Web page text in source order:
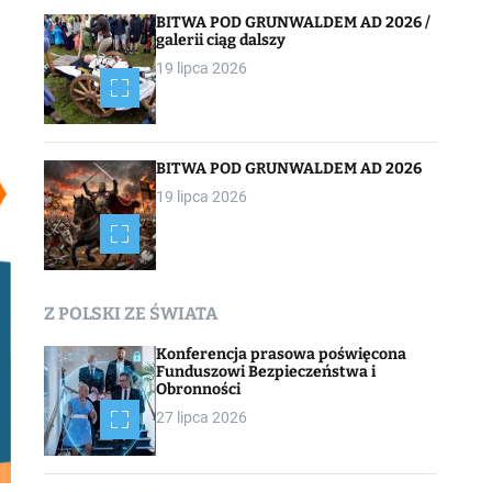
BITWA POD GRUNWALDEM AD 2026 /
galerii ciąg dalszy
19 lipca 2026
BITWA POD GRUNWALDEM AD 2026
19 lipca 2026
Z POLSKI ZE ŚWIATA
Konferencja prasowa poświęcona
Funduszowi Bezpieczeństwa i
Obronności
27 lipca 2026